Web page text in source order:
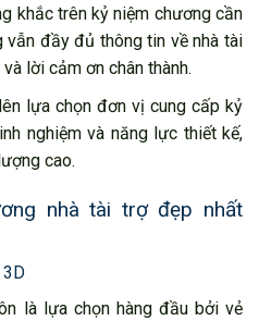
khắc trên kỷ niệm chương cần
vẫn đầy đủ thông tin về nhà tài
lời cảm ơn chân thành.
lựa chọn đơn vị cung cấp kỷ
nghiệm và năng lực thiết kế,
cao.
nhà tài trợ đẹp nhất
3D
là lựa chọn hàng đầu bởi vẻ